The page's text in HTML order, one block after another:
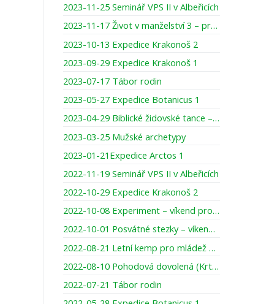
2023-11-25 Seminář VPS II v Albeřicích
2023-11-17 Život v manželství 3 – prodloužený víkend pro muže
2023-10-13 Expedice Krakonoš 2
2023-09-29 Expedice Krakonoš 1
2023-07-17 Tábor rodin
2023-05-27 Expedice Botanicus 1
2023-04-29 Biblické židovské tance – víkend pro ženy
2023-03-25 Mužské archetypy
2023-01-21Expedice Arctos 1
2022-11-19 Seminář VPS II v Albeřicích
2022-10-29 Expedice Krakonoš 2
2022-10-08 Experiment – víkend pro otce se staršími dětmi
2022-10-01 Posvátné stezky – víkend pro ženy
2022-08-21 Letní kemp pro mládež YMCA
2022-08-10 Pohodová dovolená (Krtci)
2022-07-21 Tábor rodin